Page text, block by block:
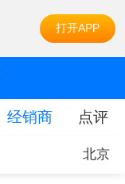
打开APP
经销商 点评
北京